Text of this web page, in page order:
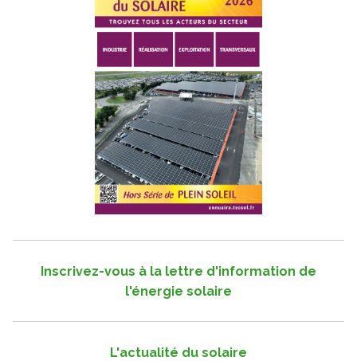
Inscrivez-vous à la lettre d'information de
l'énergie solaire
L'actualité du solaire